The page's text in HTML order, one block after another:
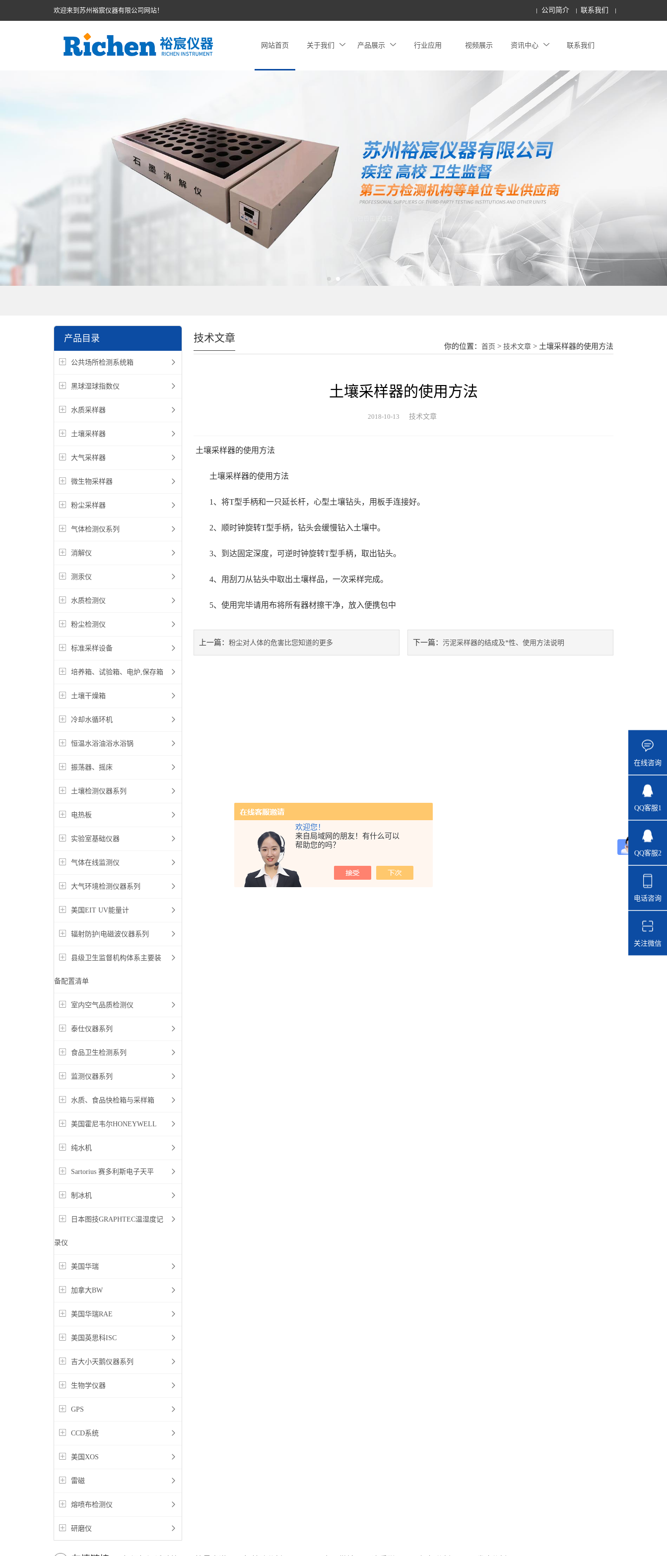
欢迎您！
来自局域网的朋友！有什么可以
帮助您的吗？
欢迎来到苏州裕宸仪器有限公司网站！ 公司简介 联系我们
网站首页 关于我们 产品展示 行业应用 视频展示 资讯中心 联系我们
产品目录
公共场所检测系统箱
黑球湿球指数仪
水质采样器
土壤采样器
大气采样器
微生物采样器
粉尘采样器
气体检测仪系列
消解仪
测汞仪
水质检测仪
粉尘检测仪
标准采样设备
培养箱、试验箱、电炉,保存箱
土壤干燥箱
冷却水循环机
恒温水浴油浴水浴锅
振荡器、摇床
土壤检测仪器系列
电热板
实验室基础仪器
气体在线监测仪
大气环境检测仪器系列
美国EIT UV能量计
辐射防护|电磁波仪器系列
县级卫生监督机构体系主要装
备配置清单
室内空气品质检测仪
泰仕仪器系列
食品卫生检测系列
监测仪器系列
水质、食品快检箱与采样箱
美国霍尼韦尔HONEYWELL
纯水机
Sartorius 赛多利斯电子天平
制冰机
日本图技GRAPHTEC温湿度记
录仪
美国华瑞
加拿大BW
美国华瑞RAE
美国英思科ISC
吉大小天鹅仪器系列
生物学仪器
GPS
CCD系统
美国XOS
雷磁
熔喷布检测仪
研磨仪
你的位置：首页 >技术文章 > 土壤采样器的使用方法
技术文章
土壤采样器的使用方法
2018-10-13 技术文章
土壤采样器的使用方法
土壤采样器的使用方法
1、将T型手柄和一只延长杆，心型土壤钻头，用板手连接好。
2、顺时钟旋转T型手柄，钻头会缓慢钻入土壤中。
3、到达固定深度，可逆时钟旋转T型手柄，取出钻头。
4、用刮刀从钻头中取出土壤样品，一次采样完成。
5、使用完毕请用布将所有器材擦干净，放入便携包中
上一篇： 粉尘对人体的危害比您知道的更多 下一篇：污泥采样器的结成及*性、使用方法说明
在线咨询
QQ客服1
QQ客服2
电话咨询
关注微信